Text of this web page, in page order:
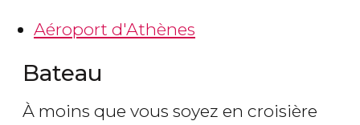
Aéroport d'Athènes
Bateau
À moins que vous soyez en croisière